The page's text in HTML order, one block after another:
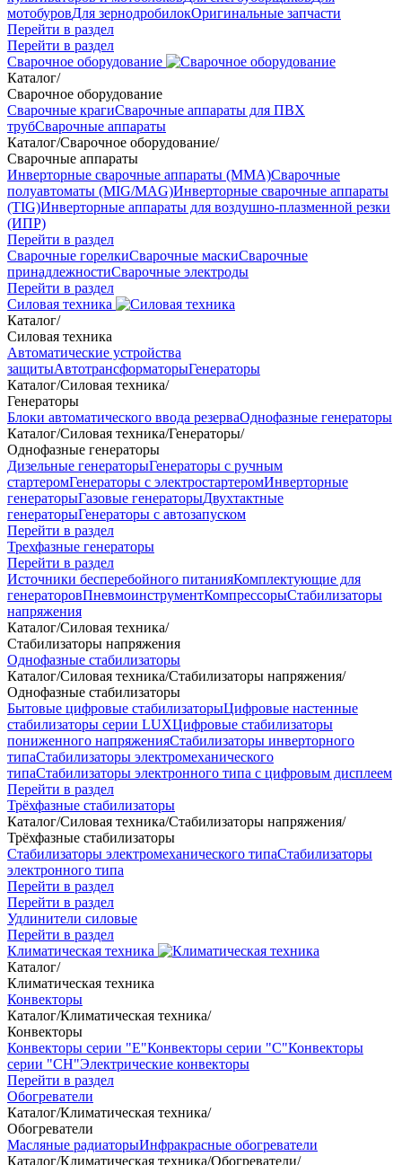
мотобуровДля зернодробилокОригинальные запчасти
Перейти в раздел
Перейти в раздел
Сварочное оборудование
Каталог/
Сварочное оборудование
Сварочные крагиСварочные аппараты для ПВХ
трубСварочные аппараты
Каталог/Сварочное оборудование/
Сварочные аппараты
Инверторные сварочные аппараты (ММА)Сварочные
полуавтоматы (MIG/MAG)Инверторные сварочные аппараты
(TIG)Инверторные аппараты для воздушно-плазменной резки
(ИПР)
Перейти в раздел
Сварочные горелкиСварочные маскиСварочные
принадлежностиСварочные электроды
Перейти в раздел
Силовая техника
Каталог/
Силовая техника
Автоматические устройства
защитыАвтотрансформаторыГенераторы
Каталог/Силовая техника/
Генераторы
Блоки автоматического ввода резерваОднофазные генераторы
Каталог/Силовая техника/Генераторы/
Однофазные генераторы
Дизельные генераторыГенераторы с ручным
стартеромГенераторы с электростартеромИнверторные
генераторыГазовые генераторыДвухтактные
генераторыГенераторы с автозапуском
Перейти в раздел
Трехфазные генераторы
Перейти в раздел
Источники бесперебойного питанияКомплектующие для
генераторовПневмоинструментКомпрессорыСтабилизаторы
напряжения
Каталог/Силовая техника/
Стабилизаторы напряжения
Однофазные стабилизаторы
Каталог/Силовая техника/Стабилизаторы напряжения/
Однофазные стабилизаторы
Бытовые цифровые стабилизаторыЦифровые настенные
стабилизаторы серии LUXЦифровые стабилизаторы
пониженного напряженияСтабилизаторы инверторного
типаСтабилизаторы электромеханического
типаСтабилизаторы электронного типа с цифровым дисплеем
Перейти в раздел
Трёхфазные стабилизаторы
Каталог/Силовая техника/Стабилизаторы напряжения/
Трёхфазные стабилизаторы
Стабилизаторы электромеханического типаСтабилизаторы
электронного типа
Перейти в раздел
Перейти в раздел
Удлинители силовые
Перейти в раздел
Климатическая техника
Каталог/
Климатическая техника
Конвекторы
Каталог/Климатическая техника/
Конвекторы
Конвекторы серии "Е"Конвекторы серии "С"Конвекторы
серии "СН"Электрические конвекторы
Перейти в раздел
Обогреватели
Каталог/Климатическая техника/
Обогреватели
Масляные радиаторыИнфракрасные обогреватели
Каталог/Климатическая техника/Обогреватели/